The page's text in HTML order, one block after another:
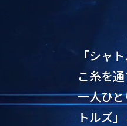
「シャ
こ糸を
一人ひ
トルズ